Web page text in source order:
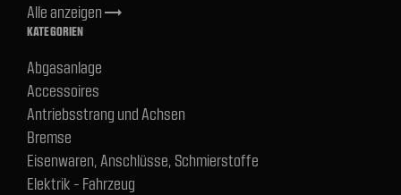
Alle anzeigentrending_flat
KATEGORIEN
Abgasanlage
Accessoires
Antriebsstrang und Achsen
Bremse
Eisenwaren, Anschlüsse, Schmierstoffe
Elektrik - Fahrzeug